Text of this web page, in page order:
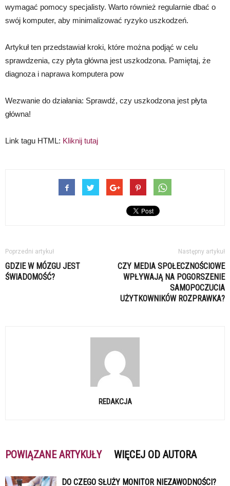
wymagać pomocy specjalisty. Warto również regularnie dbać o
swój komputer, aby minimalizować ryzyko uszkodzeń.
Artykuł ten przedstawiał kroki, które można podjąć w celu
sprawdzenia, czy płyta główna jest uszkodzona. Pamiętaj, że
diagnoza i naprawa komputera pow
Wezwanie do działania: Sprawdź, czy uszkodzona jest płyta
główna!
Link tagu HTML: Kliknij tutaj
Poprzedni artykuł
GDZIE W MÓZGU JEST
ŚWIADOMOŚĆ?
Następny artykuł
CZY MEDIA SPOŁECZNOŚCIOWE
WPŁYWAJĄ NA POGORSZENIE
SAMOPOCZUCIA
UŻYTKOWNIKÓW ROZPRAWKA?
REDAKCJA
POWIĄZANE ARTYKUŁY WIĘCEJ OD AUTORA
DO CZEGO SŁUŻY MONITOR NIEZAWODNOŚCI?